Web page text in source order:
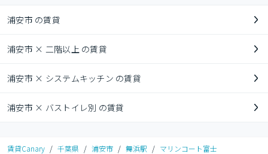
浦安市 の賃貸
浦安市 × 二階以上 の賃貸
浦安市 × システムキッチン の賃貸
浦安市 × バストイレ別 の賃貸
賃貸Canary / 千葉県 / 浦安市 / 舞浜駅 / マリンコート富士